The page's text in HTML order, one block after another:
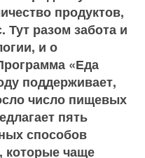
продуктов,
разом забота и
и о
«Еда
поддерживает,
число пищевых
пять
способов
которые чаще